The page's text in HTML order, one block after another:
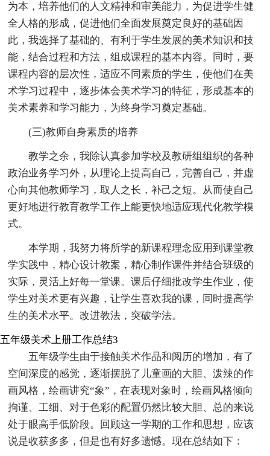
为本，培养他们的人文精神和审美能力，为促进学生健
全人格的形成，促进他们全面发展奠定良好的基础因
此，我选择了基础的、有利于学生发展的美术知识和技
能，结合过程和方法，组成课程的基本内容。同时，要
课程内容的层次性，适应不同素质的学生，使他们在美
术学习过程中，逐步体会美术学习的特征，形成基本的
美术素养和学习能力，为终身学习奠定基础。
(三)教师自身素质的培养
教学之余，我除认真参加学校及教研组组织的各种
政治业务学习外，从理论上提高自己，完善自己，并虚
心向其他教师学习，取人之长，补己之短。从而使自己
更好地进行教育教学工作上能更快地适应现代化教学模
式。
本学期，我努力将所学的新课程理念应用到课堂教
学实践中，精心设计教案，精心制作课件并结合班级的
实际，灵活上好每一堂课。课后仔细批改学生作业，使
学生对美术更有兴趣，让学生喜欢我的课，同时提高学
生的美术水平。改进教法，突破学法。
五年级美术上册工作总结3
五年级学生由于接触美术作品和阅历的增加，有了
空间深度的感觉，逐渐摆脱了儿童画的大胆、泼辣的作
画风格，绘画讲究“象”，在表现对象时，绘画风格倾向
拘谨、工细、对于色彩的配置仍然比较大胆、总的来说
处于眼高手低阶段。回顾这一学期的工作和思想，应该
说是收获多多，但是也有好多遗憾。现在总结如下：